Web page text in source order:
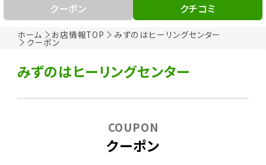
ホーム お店情報TOP みずのはヒーリングセンター
クーポン
クーポン
クチコミ
みずのはヒーリングセンター
クーポン
COUPON